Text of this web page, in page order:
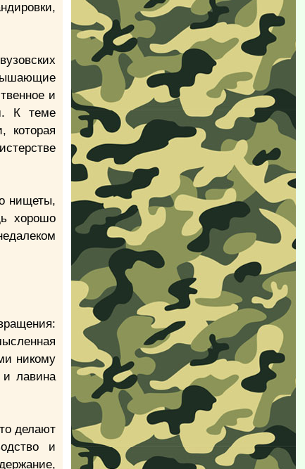
и
К теме
которая
нищеты,
хорошо
никому
и лавина
делают
и